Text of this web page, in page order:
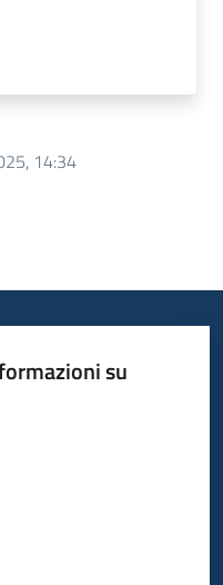
14:34
su